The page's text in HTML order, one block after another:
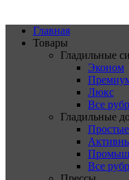
Главная
Товары
Гладильные
Эконом
Люкс
Все
Гладильные
Простые
Все